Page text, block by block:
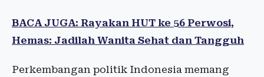
BACA JUGA: Rayakan HUT ke 56 Perwosi,
Hemas: Jadilah Wanita Sehat dan Tangguh
Perkembangan politik Indonesia memang